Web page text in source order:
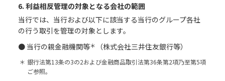
6. 利益相反管理の対象となる会社の範囲
当行では、当行および以下に該当する当行のグループ各社
の行う取引を管理の対象とします。
● 当行の親金融機関等＊ （株式会社三井住友銀行等）
＊ 銀行法第13条の3の2および金融商品取引法第36条第2項乃至第5項
ご参照。